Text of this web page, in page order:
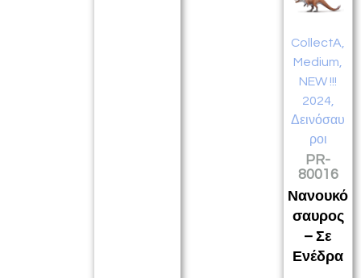
CollectA
Medium
NEW !!!
2024,
Δεινόσαυ
ροι
PR-
80016
Νανουκό
σαυρος
– Σε
Ενέδρα